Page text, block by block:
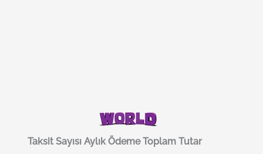
Taksit Sayısı Aylık Ödeme Toplam Tutar